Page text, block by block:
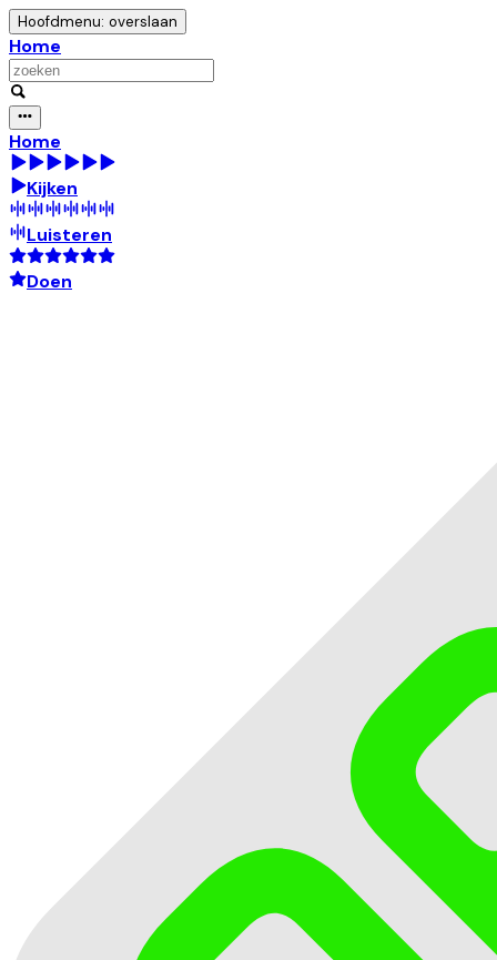
Hoofdmenu: overslaan
Home
Home
Kijken
Luisteren
Doen